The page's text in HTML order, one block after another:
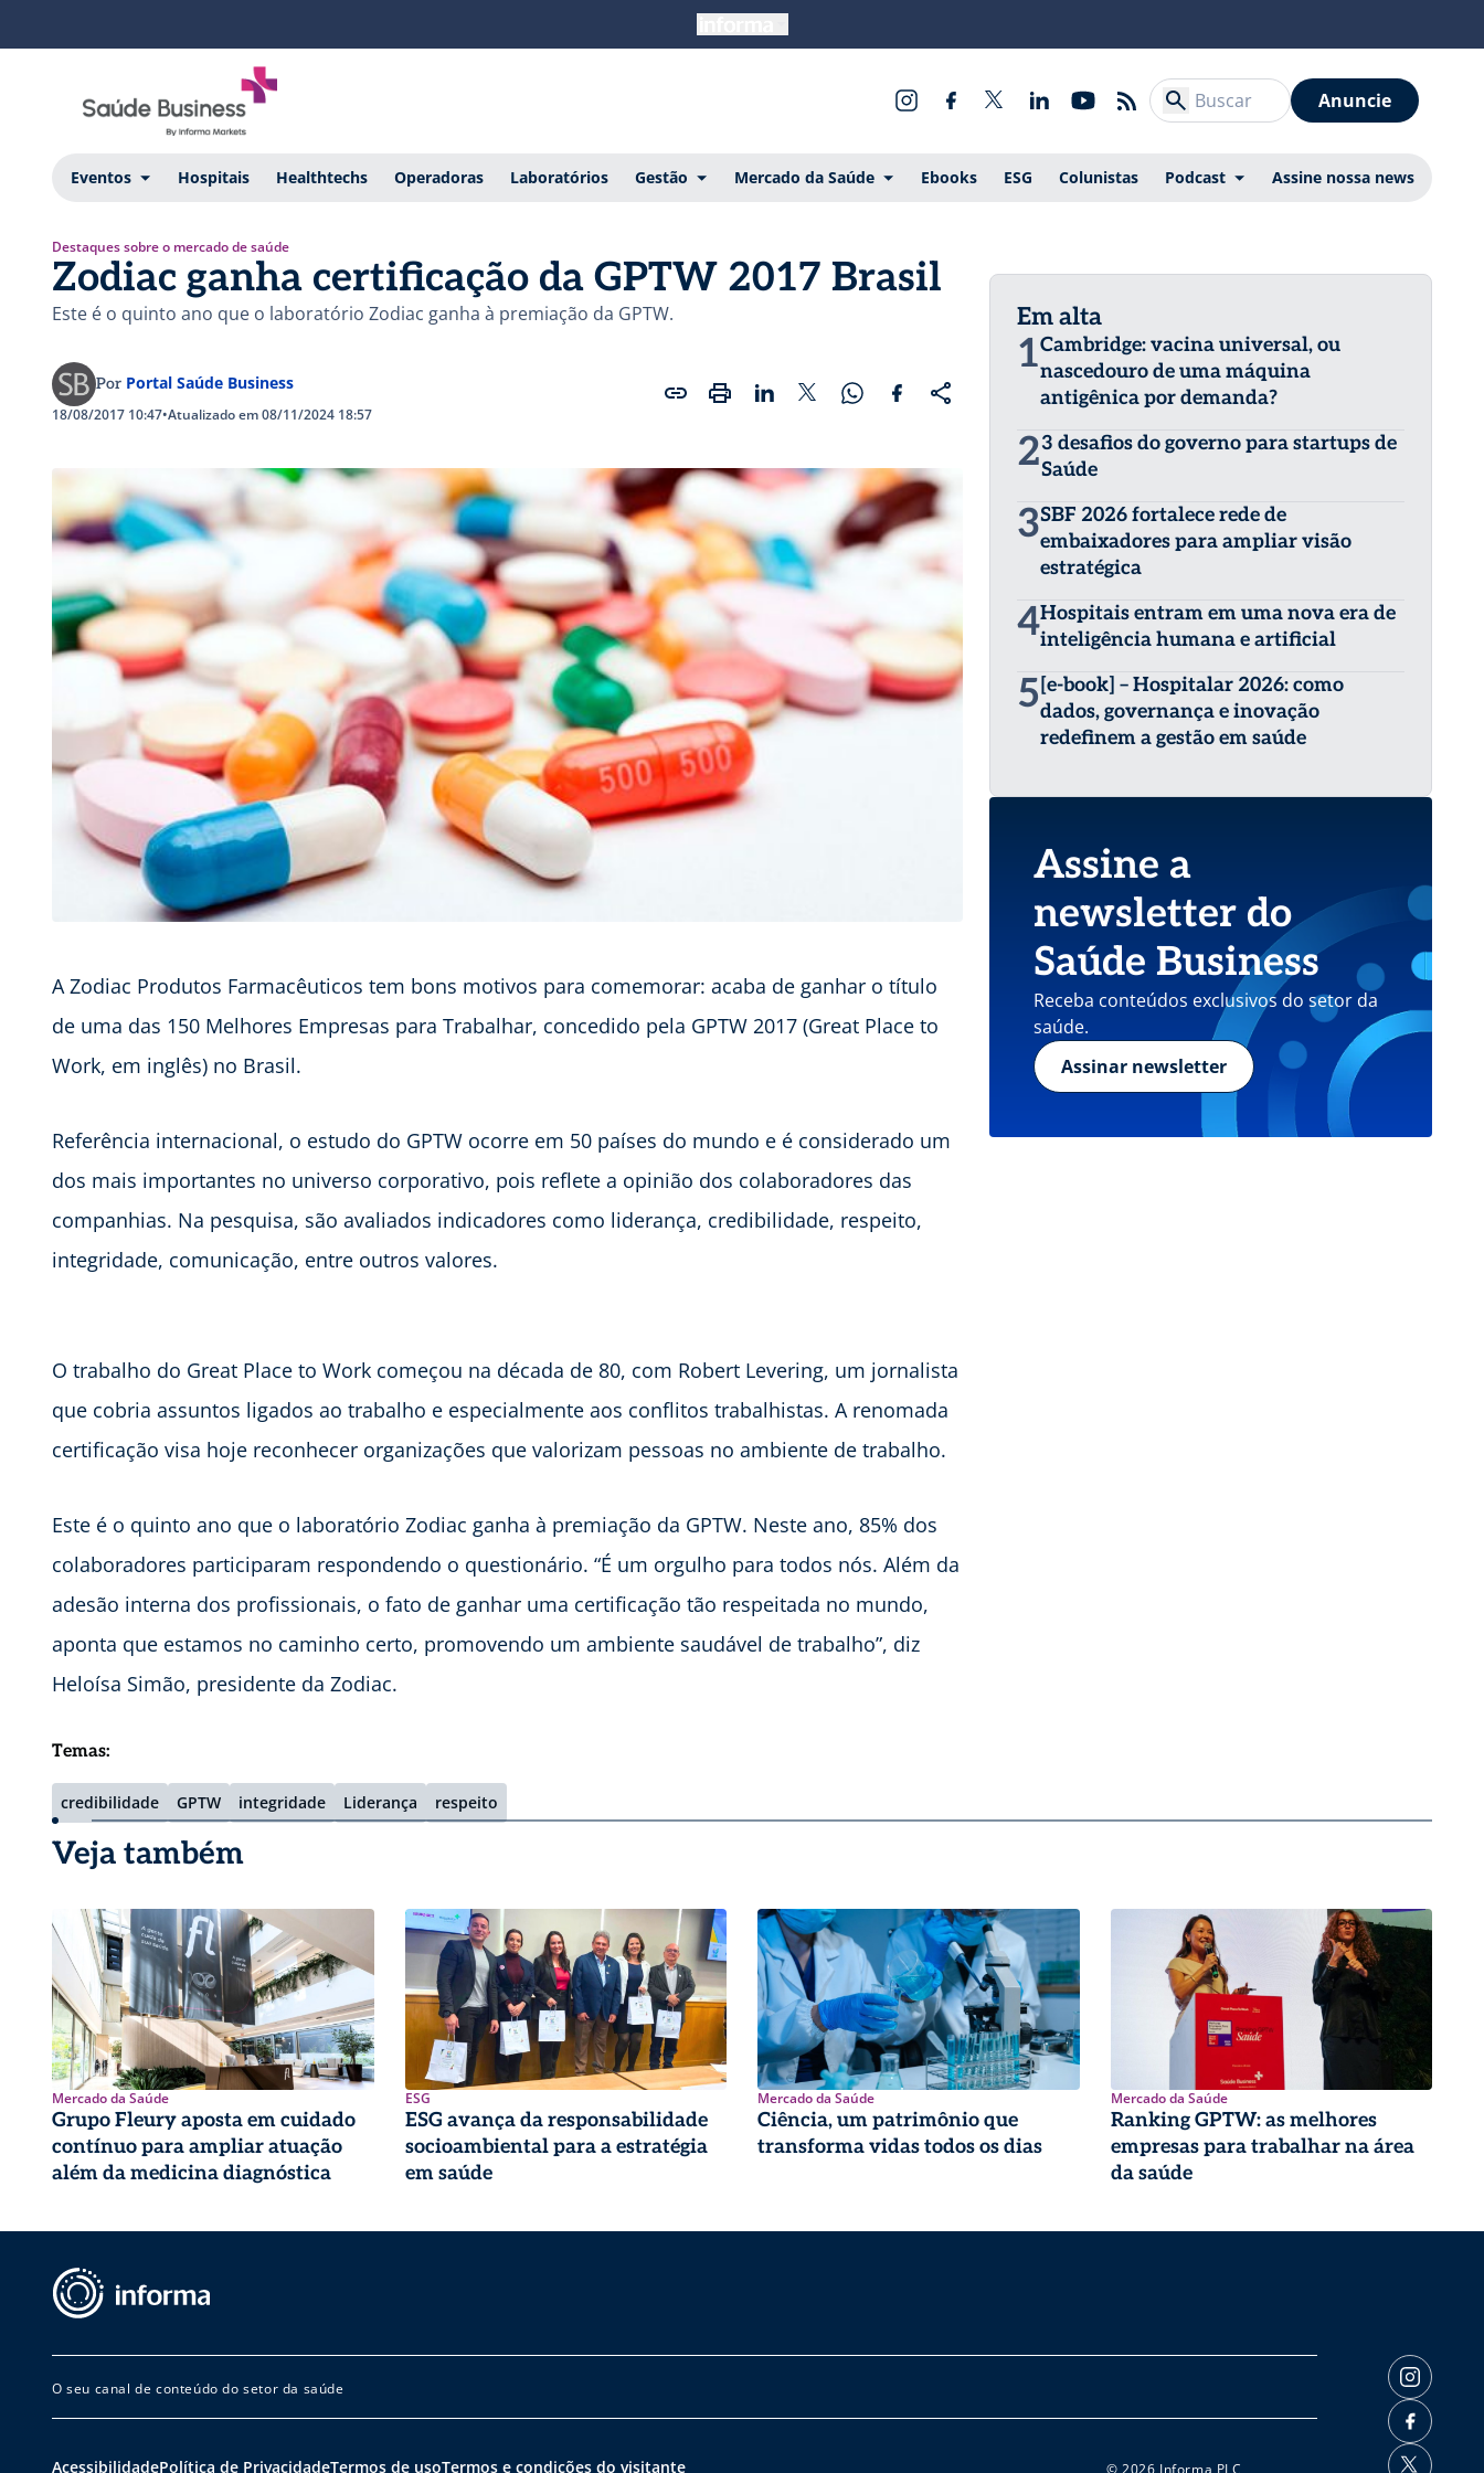
Anuncie
Eventos Hospitais Healthtechs Operadoras Laboratórios Gestão Mercado da Saúde Ebooks ESG Colunistas Podcast Assine nossa news
Destaques sobre o mercado de saúde
Zodiac ganha certificação da GPTW 2017 Brasil
Este é o quinto ano que o laboratório Zodiac ganha à premiação da GPTW.
Por Portal Saúde Business
18/08/2017 10:47•Atualizado em 08/11/2024 18:57
A Zodiac Produtos Farmacêuticos tem bons motivos para comemorar: acaba de ganhar o título
de uma das 150 Melhores Empresas para Trabalhar, concedido pela GPTW 2017 (Great Place to
Work, em inglês) no Brasil.
Referência internacional, o estudo do GPTW ocorre em 50 países do mundo e é considerado um
dos mais importantes no universo corporativo, pois reflete a opinião dos colaboradores das
companhias. Na pesquisa, são avaliados indicadores como liderança, credibilidade, respeito,
integridade, comunicação, entre outros valores.
O trabalho do Great Place to Work começou na década de 80, com Robert Levering, um jornalista
que cobria assuntos ligados ao trabalho e especialmente aos conflitos trabalhistas. A renomada
certificação visa hoje reconhecer organizações que valorizam pessoas no ambiente de trabalho.
Este é o quinto ano que o laboratório Zodiac ganha à premiação da GPTW. Neste ano, 85% dos
colaboradores participaram respondendo o questionário. “É um orgulho para todos nós. Além da
adesão interna dos profissionais, o fato de ganhar uma certificação tão respeitada no mundo,
aponta que estamos no caminho certo, promovendo um ambiente saudável de trabalho”, diz
Heloísa Simão, presidente da Zodiac.
Temas:
credibilidade GPTW integridade Liderança respeito
Em alta
1Cambridge: vacina universal, ou
nascedouro de uma máquina
antigênica por demanda?
23 desafios do governo para startups de
Saúde
3SBF 2026 fortalece rede de
embaixadores para ampliar visão
estratégica
4Hospitais entram em uma nova era de
inteligência humana e artificial
5 [e-book] – Hospitalar 2026: como
dados, governança e inovação
redefinem a gestão em saúde
Assine a
newsletter do
Saúde Business
Receba conteúdos exclusivos do setor da
saúde.
Assinar newsletter
Veja também
Mercado da Saúde
Grupo Fleury aposta em cuidado
contínuo para ampliar atuação
além da medicina diagnóstica
ESG
ESG avança da responsabilidade
socioambiental para a estratégia
em saúde
Mercado da Saúde
Ciência, um patrimônio que
transforma vidas todos os dias
Mercado da Saúde
Ranking GPTW: as melhores
empresas para trabalhar na área
da saúde
O seu canal de conteúdo do setor da saúde
AcessibilidadePolítica de PrivacidadeTermos de usoTermos e condições do visitante